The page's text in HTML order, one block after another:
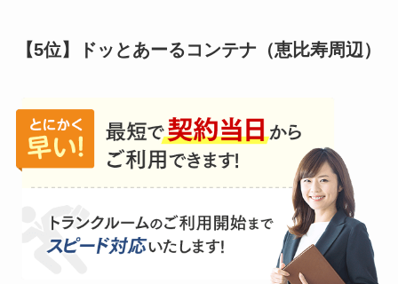
【5位】ドッとあーるコンテナ（恵比寿周辺）